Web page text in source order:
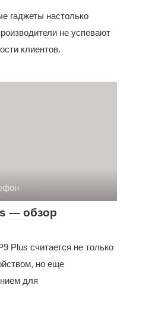
гаджеты настолько
не успевают
клиентов.
— обзор
Plus считается не только
но еще
для